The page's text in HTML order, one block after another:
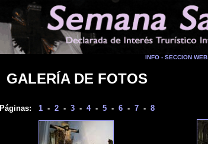
INFO - SECCION WEB
GALERÍA DE FOTOS
Páginas: 1- 2- 3- 4 - 5 - 6- 7 - 8